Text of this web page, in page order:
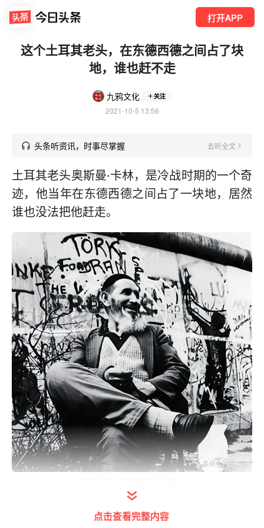
打开APP
这个土耳其老头，在东德西德之间占了块
地，谁也赶不走
九鸦文化 关注
2021-10-5 13:56
头条听资讯，时事尽掌握 去听全文
土耳其老头奥斯曼·卡林，是冷战时期的一个奇
迹，他当年在东德西德之间占了一块地，居然
谁也没法把他赶走。
卡林2018年去世，但他的菜园子和树屋仍在。
点击查看完整内容